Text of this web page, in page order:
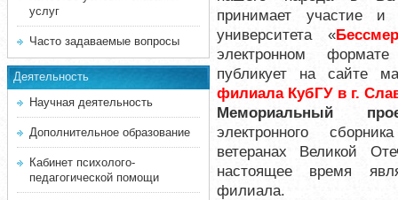
услуг
Часто задаваемые вопросы
Деятельность
Научная деятельность
Дополнительное образование
Кабинет психолого-
педагогической помощи
принимает участие и
университета «
электронном
публикует на сайте
филиала КубГУ в г.
Мемориальный
электронного
ветеранах Великой
настоящее время
филиала.